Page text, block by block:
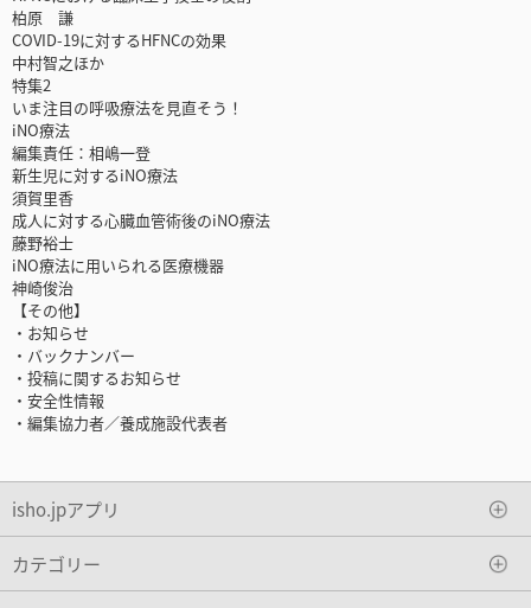
柏原 謙
COVID-19に対するHFNCの効果
中村智之ほか
特集2
いま注目の呼吸療法を見直そう！
iNO療法
編集責任：相嶋一登
新生児に対するiNO療法
須賀里香
成人に対する心臓血管術後のiNO療法
藤野裕士
iNO療法に用いられる医療機器
神崎俊治
【その他】
・お知らせ
・バックナンバー
・投稿に関するお知らせ
・安全性情報
・編集協力者／養成施設代表者
isho.jpアプリ
カテゴリー